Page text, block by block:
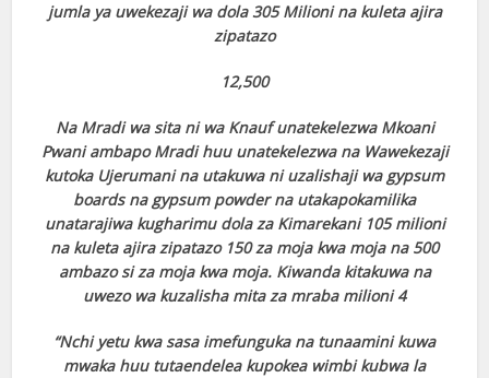
jumla ya uwekezaji wa dola 305 Milioni na kuleta ajira
zipatazo
12,500
Na Mradi wa sita ni wa Knauf unatekelezwa Mkoani
Pwani ambapo Mradi huu unatekelezwa na Wawekezaji
kutoka Ujerumani na utakuwa ni uzalishaji wa gypsum
boards na gypsum powder na utakapokamilika
unatarajiwa kugharimu dola za Kimarekani 105 milioni
na kuleta ajira zipatazo 150 za moja kwa moja na 500
ambazo si za moja kwa moja. Kiwanda kitakuwa na
uwezo wa kuzalisha mita za mraba milioni 4
“Nchi yetu kwa sasa imefunguka na tunaamini kuwa
mwaka huu tutaendelea kupokea wimbi kubwa la